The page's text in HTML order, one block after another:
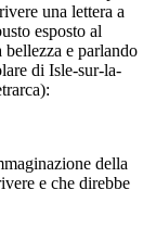
una lettera a
esposto al
e parlando
di Isle-sur-la-
della
e che direbbe